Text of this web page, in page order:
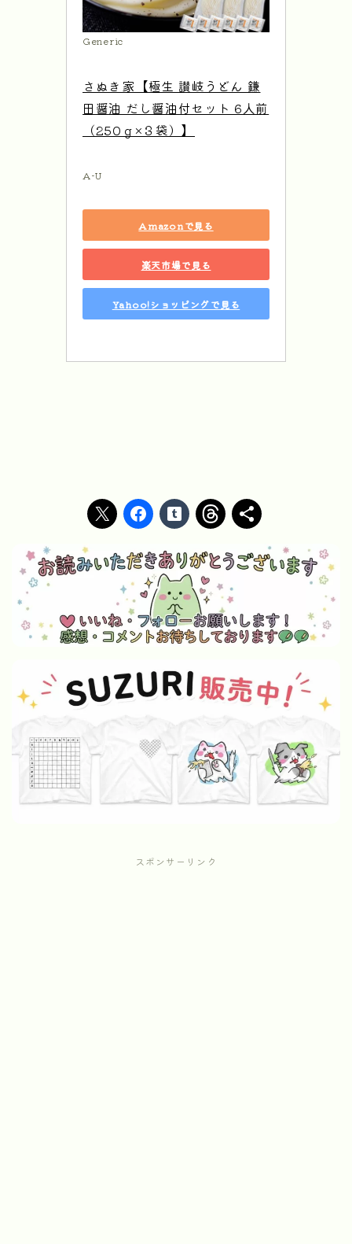
Generic
さぬき家【極生 讃岐うどん 鎌
田醤油 だし醤油付セット 6人前
（250ｇ×３袋）】
A-U
Amazonで見る
楽天市場で見る
Yahoo!ショッピングで見る
スポンサーリンク